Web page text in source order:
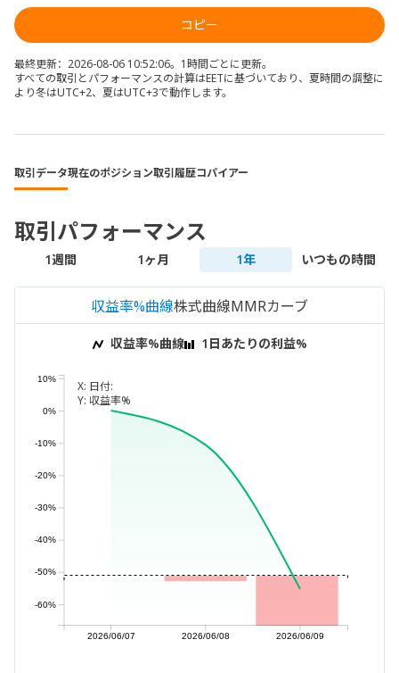
コピー
最終更新：2026-08-06 10:52:06。1時間ごとに更新。
すべての取引とパフォーマンスの計算はEETに基づいており、夏時間の調整に
より冬はUTC+2、夏はUTC+3で動作します。
取引データ現在のポジション取引履歴コパイアー
取引パフォーマンス
1週間 1ヶ月 1年 いつもの時間
収益率%曲線株式曲線MMRカーブ
収益率%曲線 1日あたりの利益%
X: 日付:
Y: 収益率%
-60%
-50%
-40%
-30%
-20%
-10%
0%
10%
2026/06/07 2026/06/08 2026/06/09